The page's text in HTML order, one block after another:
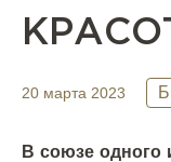
20 марта 2023
В союзе одного